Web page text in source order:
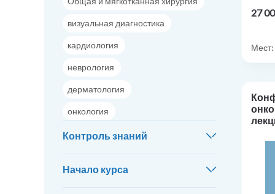
визуальная диагностика
кардиология
неврология
дерматология
онкология
офтальмология
стоматология
Контроль знаний
Начало курса
27
Мест: